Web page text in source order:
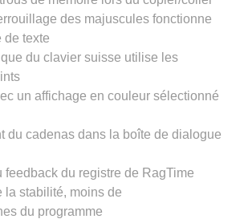
des majuscules fonctionne
de texte
du clavier suisse utilise les
un affichage en couleur sélectionné
du cadenas dans la boîte de dialogue
feedback du registre de RagTime
la stabilité, moins de
du programme